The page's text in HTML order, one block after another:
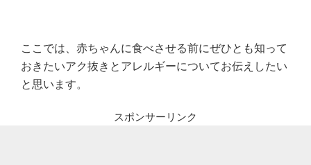
ここでは、赤ちゃんに食べさせる前にぜひとも知って
おきたいアク抜きとアレルギーについてお伝えしたい
と思います。
スポンサーリンク